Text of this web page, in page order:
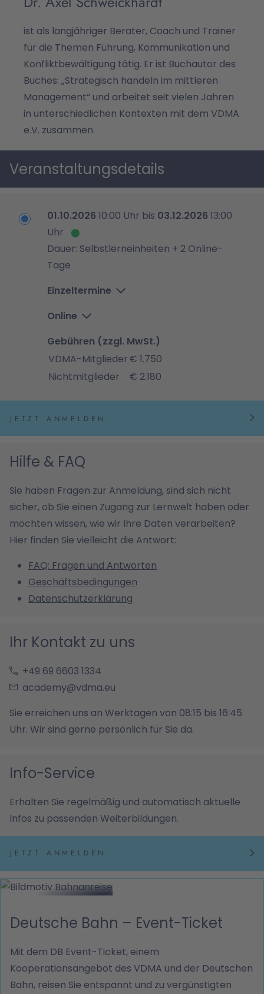
ist als langjähriger Berater, Coach und Trainer
für die Themen Führung, Kommunikation und
Konfliktbewältigung tätig. Er ist Buchautor des
Buches: „Strategisch handeln im mittleren
Management“ und arbeitet seit vielen Jahren
in unterschiedlichen Kontexten mit dem VDMA
e.V. zusammen.
Veranstaltungsdetails
01.10.2026 10:00 Uhr bis 03.12.2026 13:00
Uhr
Dauer: Selbstlerneinheiten + 2 Online-
Tage
Einzeltermine
Online
Gebühren (zzgl. MwSt.)
VDMA-Mitglieder€ 1.750
Nichtmitglieder
€ 2.180
JETZT ANMELDEN
Hilfe & FAQ
Sie haben Fragen zur Anmeldung, sind sich nicht
sicher, ob Sie einen Zugang zur Lernwelt haben oder
möchten wissen, wie wir Ihre Daten verarbeiten?
Hier finden Sie vielleicht die Antwort:
FAQ: Fragen und Antworten
Geschäftsbedingungen
Datenschutzerklärung
Ihr Kontakt zu uns
+49 69 6603 1334
academy@vdma.eu
Sie erreichen uns an Werktagen von 08:15 bis 16:45
Uhr. Wir sind gerne persönlich für Sie da.
Info-Service
Erhalten Sie regelmäßig und automatisch aktuelle
Infos zu passenden Weiterbildungen.
JETZT ANMELDEN
Deutsche Bahn – Event-Ticket
Mit dem DB Event-Ticket, einem
Kooperationsangebot des VDMA und der Deutschen
Bahn, reisen Sie entspannt und zu vergünstigten